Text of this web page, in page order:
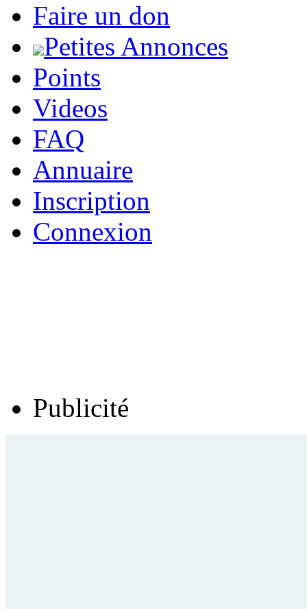
Faire un don
Petites Annonces
Points
Videos
FAQ
Annuaire
Inscription
Connexion
Publicité